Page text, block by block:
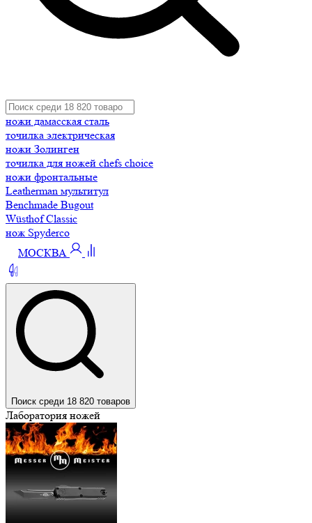
ножи дамасская сталь
точилка электрическая
ножи Золинген
точилка для ножей chefs choice
ножи фронтальные
Leatherman мультитул
Benchmade Bugout
Wüsthof Classic
нож Spyderco
МОСКВА
Поиск среди 18 820 товаров
Лаборатория ножей